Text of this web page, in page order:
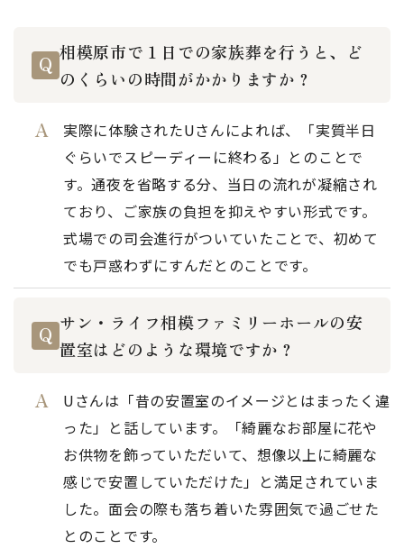
相模原市で１日での家族葬を行うと、ど
のくらいの時間がかかりますか？
実際に体験されたUさんによれば、「実質半日
ぐらいでスピーディーに終わる」とのことで
す。通夜を省略する分、当日の流れが凝縮され
ており、ご家族の負担を抑えやすい形式です。
式場での司会進行がついていたことで、初めて
でも戸惑わずにすんだとのことです。
サン・ライフ相模ファミリーホールの安
置室はどのような環境ですか？
Uさんは「昔の安置室のイメージとはまったく違
った」と話しています。「綺麗なお部屋に花や
お供物を飾っていただいて、想像以上に綺麗な
感じで安置していただけた」と満足されていま
した。面会の際も落ち着いた雰囲気で過ごせた
とのことです。